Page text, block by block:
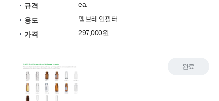
규격
ea.
용도
멤브레인필터
가격
297,000원
완료